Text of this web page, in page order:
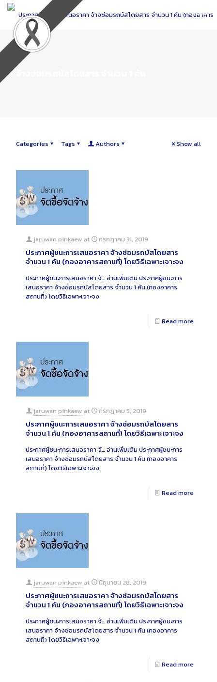
Skip
Content
Categories Tags Authors Show all
jaruwan pinkaew at กรกฎาคม 31, 2019
ประกาศผู้ชนะการเสนอราคา จ้างซ่อมรถบัสโดยสาร
จำนวน 1 คัน (กองอาคารสถานที่) โดยวิธีเฉพาะเจาะจง
ประกาศผู้ชนะการเสนอราคา จ้…อ่านเพิ่มเติมประกาศผู้ชนะการ
เสนอราคา จ้างซ่อมรถบัสโดยสาร จำนวน 1 คัน (กองอาคาร
สถานที่) โดยวิธีเฉพาะเจาะจง
Read more
jaruwan pinkaew at กรกฎาคม 5, 2019
ประกาศผู้ชนะการเสนอราคา จ้างซ่อมรถบัสโดยสาร
จำนวน 1 คัน (กองอาคารสถานที่) โดยวิธีเฉพาะเจาะจง
ประกาศผู้ชนะการเสนอราคา จ้…อ่านเพิ่มเติมประกาศผู้ชนะการ
เสนอราคา จ้างซ่อมรถบัสโดยสาร จำนวน 1 คัน (กองอาคาร
สถานที่) โดยวิธีเฉพาะเจาะจง
Read more
jaruwan pinkaew at มิถุนายน 28, 2019
ประกาศผู้ชนะการเสนอราคา จ้างซ่อมรถบัสโดยสาร
จำนวน 1 คัน (กองอาคารสถานที่) โดยวิธีเฉพาะเจาะจง
ประกาศผู้ชนะการเสนอราคา จ้…อ่านเพิ่มเติมประกาศผู้ชนะการ
เสนอราคา จ้างซ่อมรถบัสโดยสาร จำนวน 1 คัน (กองอาคาร
สถานที่) โดยวิธีเฉพาะเจาะจง
Read more